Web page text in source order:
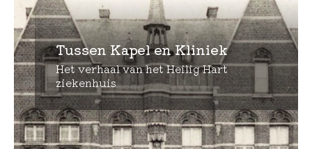
Tussen Kapel en Kliniek
Het verhaal van het Heilig Hart
ziekenhuis